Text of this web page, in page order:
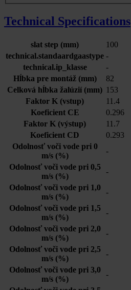
Technical Specifications
slat step (mm)
100
technical.standaardgaastype -
technical.ip_klasse
-
Hĺbka pre montáž (mm)
82
Celková hĺbka žalúzií (mm) 153
Faktor K (vstup)
11.4
Koeficient CE
0.296
Faktor K (výstup)
11.7
Koeficient CD
0.293
Odolnosť voči vode pri 0
m/s (%)
-
Odolnosť voči vode pri 0,5
m/s (%)
-
Odolnosť voči vode pri 1,0
m/s (%)
-
Odolnosť voči vode pri 1,5
m/s (%)
-
Odolnosť voči vode pri 2,0
m/s (%)
-
Odolnosť voči vode pri 2,5
m/s (%)
-
Odolnosť voči vode pri 3,0
m/s (%)
-